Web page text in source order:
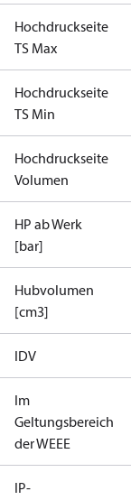
Hochdruckseite
TS Max
Hochdruckseite
TS Min
Hochdruckseite
Volumen
HP ab Werk
[bar]
Hubvolumen
[cm3]
IDV
Im
Geltungsbereich
der WEEE
IP-